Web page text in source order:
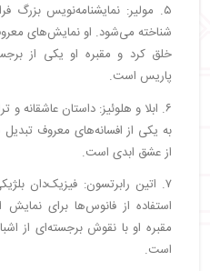
۵. مولیر: نمایشنامه‌نویس
شناخته می‌شود. او نمایش‌های
خلق کرد و مقبره او یکی از
پاریس است.
۶. ابلا و هلوئیز: داستان
به یکی از افسانه‌های معروف
از عشق ابدی است.
۷. اتین رابرتسون: فیزیک‌دان
استفاده از فانوس‌ها برای
مقبره او با نقوش برجسته‌ای از
است.